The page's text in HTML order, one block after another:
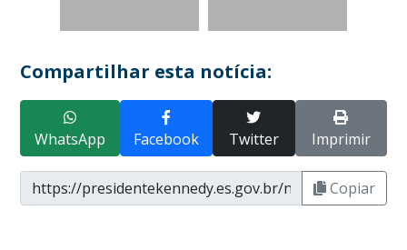
Compartilhar esta notícia:
WhatsApp Facebook Twitter Imprimir
Copiar